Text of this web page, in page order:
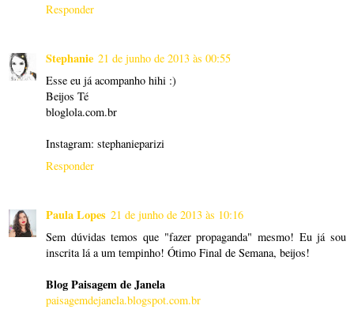
Responder
Stephanie 21 de junho de 2013 às 00:55
Esse eu já acompanho hihi :)
Beijos Té
bloglola.com.br
Instagram: stephanieparizi
Responder
Paula Lopes 21 de junho de 2013 às 10:16
Sem dúvidas temos que "fazer propaganda" mesmo! Eu já sou
inscrita lá a um tempinho! Ótimo Final de Semana, beijos!
Blog Paisagem de Janela
paisagemdejanela.blogspot.com.br